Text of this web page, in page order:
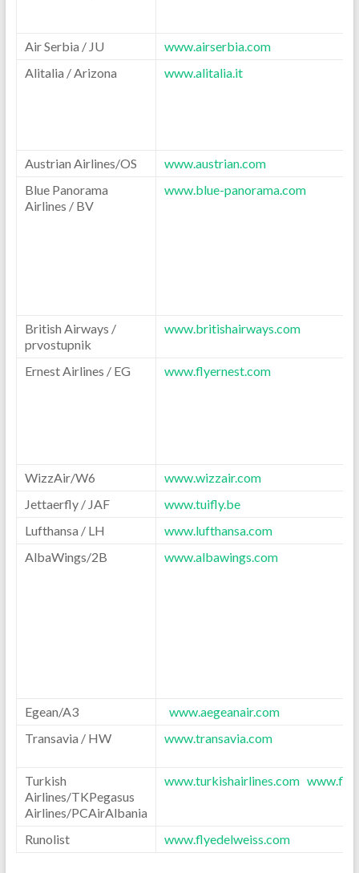
Air Serbia / JU
www.airserbia.com
Alitalia / Arizona
www.alitalia.it
Austrian Airlines/OS
www.austrian.com
Blue Panorama
Airlines / BV
www.blue-panorama.com
British Airways /
prvostupnik
www.britishairways.com
Ernest Airlines / EG www.flyernest.com
WizzAir/W6
www.wizzair.com
Jettaerfly / JAF
www.tuifly.be
Lufthansa / LH
www.lufthansa.com
AlbaWings/2B
www.albawings.com
Egean/A3
www.aegeanair.com
Transavia / HW
www.transavia.com
Turkish
Airlines/TKPegasus
Airlines/PCAirAlbania
www.turkishairlines.com
Runolist www.flyedelweiss.com